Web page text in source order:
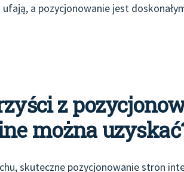
a pozycjonowanie jest
z
można
skuteczne pozycjonowanie stron